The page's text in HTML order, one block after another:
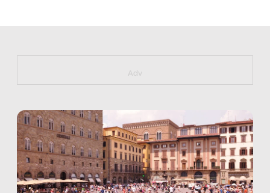
https://bit.ly/muster_aggiornamento
Adv